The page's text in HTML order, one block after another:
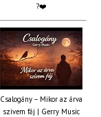
?❤️
Csalogány – Mikor az árva
szívem fáj | Gerry Music